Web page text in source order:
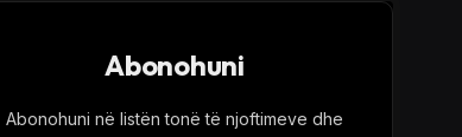
Abonohuni
Abonohuni në listën tonë të njoftimeve dhe